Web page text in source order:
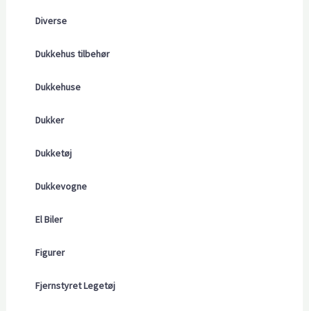
Diverse
Dukkehus tilbehør
Dukkehuse
Dukker
Dukketøj
Dukkevogne
El Biler
Figurer
Fjernstyret Legetøj